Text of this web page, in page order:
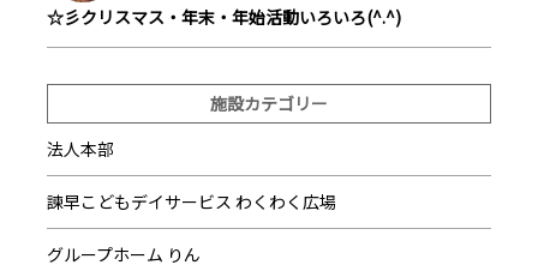
☆彡クリスマス・年末・年始活動いろいろ(^.^)
施設カテゴリー
法人本部
諫早こどもデイサービス わくわく広場
グループホーム りん